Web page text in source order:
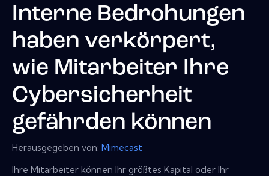
Interne Bedrohungen
haben verkörpert,
wie Mitarbeiter Ihre
Cybersicherheit
gefährden können
Herausgegeben von: Mimecast
Ihre Mitarbeiter können Ihr größtes Kapital oder Ihr